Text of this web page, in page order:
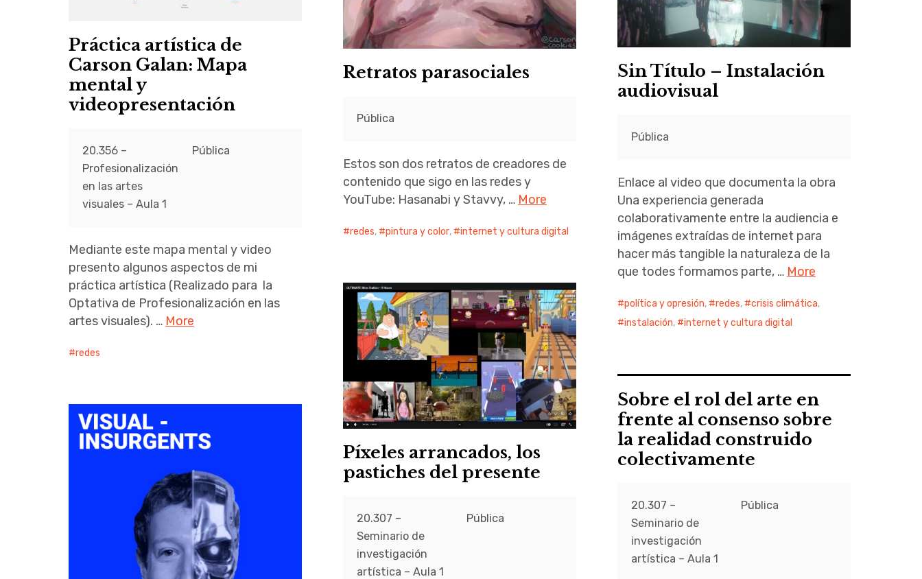
Retratos parasociales
Pública
Estos son dos retratos de creadores de
contenido que sigo en las redes y
YouTube: Hasanabi y Stavvy,… More
redes, pintura y color, internet y cultura digital
Sin Título – Instalación
audiovisual
Pública
Enlace al video que documenta la obra
Una experiencia generada
colaborativamente entre la audiencia e
imágenes extraídas de internet para
hacer más tangible la naturaleza de la
que todes formamos parte, … More
política y opresión, redes, crisis climática,
instalación, internet y cultura digital
Práctica artística de
Carson Galan: Mapa
mental y
videopresentación
20.356 –
Profesionalización
en las artes
visuales – Aula 1
Pública
Mediante este mapa mental y video
presento algunos aspectos de mi
práctica artística (Realizado para la
Optativa de Profesionalización en las
artes visuales). … More
redes
Píxeles arrancados, los
pastiches del presente
20.307 –
Seminario de
investigación
artística – Aula 1
Pública
Sobre el rol del arte en
frente al consenso sobre
la realidad construido
colectivamente
20.307 –
Seminario de
investigación
artística – Aula 1
Pública